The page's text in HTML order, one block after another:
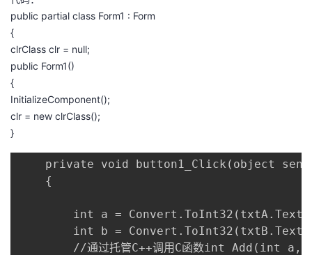
public partial class Form1 : Form
{
clrClass clr = null;
public Form1()
{
InitializeComponent();
clr = new clrClass();
}
private void button1_Click(object
    {
int a =
int b =
//通过托管C++调用C函数int Add(int